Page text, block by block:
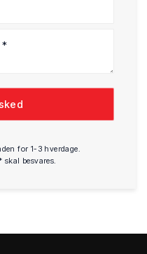
for 1-3 hverdage.
skal besvares.